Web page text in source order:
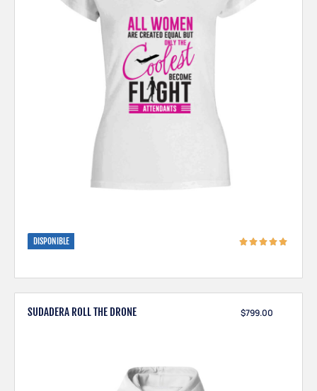
DISPONIBLE
SUDADERA ROLL THE DRONE $799.00